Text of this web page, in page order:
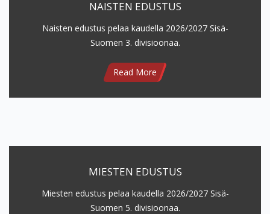
NAISTEN EDUSTUS
Naisten edustus pelaa kaudella 2026/2027 Sisä-
Suomen 3. divisioonaa.
Read More
MIESTEN EDUSTUS
Miesten edustus pelaa kaudella 2026/2027 Sisä-
Suomen 5. divisioonaa.